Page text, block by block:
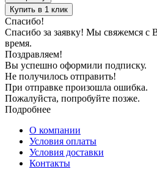
Купить в 1 клик
Спасибо!
Спасибо за заявку! Мы свяжемся с
время.
Поздравляем!
Вы успешно оформили подписку.
Не получилось отправить!
При отправке произошла ошибка.
Пожалуйста, попробуйте позже.
Подробнее
О компании
Условия оплаты
Условия доставки
Контакты